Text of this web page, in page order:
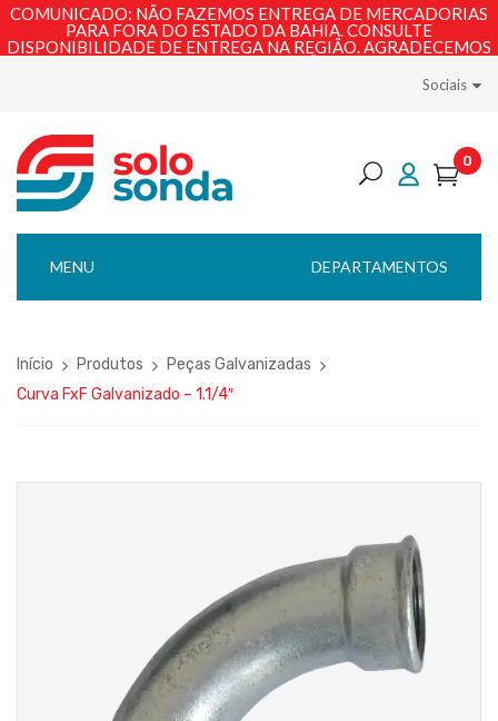
COMUNICADO: NÃO FAZEMOS ENTREGA DE MERCADORIAS
PARA FORA DO ESTADO DA BAHIA. CONSULTE
DISPONIBILIDADE DE ENTREGA NA REGIÃO. AGRADECEMOS
Sociais
0
DEPARTAMENTOS
MENU
Início Produtos
Peças Galvanizadas
Curva FxF Galvanizado – 1.1/4″